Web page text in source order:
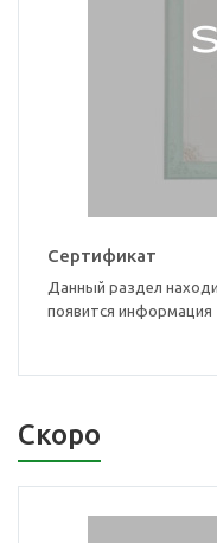
Сертификат
Данный раздел
появится информация
Скоро